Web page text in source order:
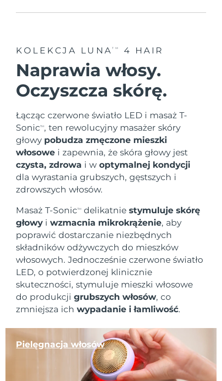
KOLEKCJA LUNATM 4 HAIR
Naprawia włosy.
Oczyszcza skórę.
Łącząc czerwone światło LED i masaż T-
SonicTM, ten rewolucyjny masażer skóry
głowy pobudza zmęczone mieszki
włosowe i zapewnia, że skóra głowy jest
czysta, zdrowa i woptymalnej kondycji
dla wyrastania grubszych, gęstszych i
zdrowszych włosów.
Masaż T-SonicTM delikatniestymuluje skórę
głowyiwzmacnia mikrokrążenie, aby
poprawić dostarczanie niezbędnych
składników odżywczych do mieszków
włosowych. Jednocześnie czerwone światło
LED, o potwierdzonej klinicznie
skuteczności, stymuluje mieszki włosowe
do produkcjigrubszych włosów, co
zmniejsza ichwypadanie i łamliwość.
Pielęgnacja włosów
Republika
Południowej Afryki
Oczekiwany czas dostawy
Korea Południowa
Oczekiwany czas dostawy
Hiszpania
Oczekiwany czas dostawy
Szwecja
Oczekiwany czas dostawy
8/9/26
Szwajcaria
Oczekiwany czas dostawy
Tajwan
8/14/26
Tajlandia
Oczekiwany czas dostawy
Turcja
Oczekiwany czas dostawy
Zjednoczone Emiraty
Arabskie
Oczekiwany czas dostawy
Wielka Brytania
Oczekiwany czas dostawy
Stany Zjednoczone
Oczekiwany czas dostawy
8/10/26